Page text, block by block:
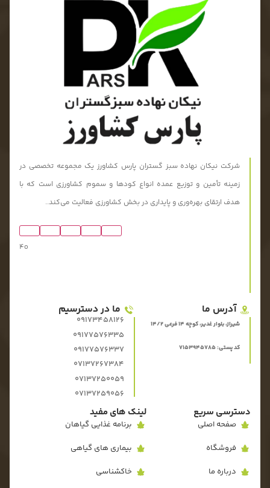
شرکت نیکان نهاده سبز گستران پارس کشاورز یک مجموعه تخصصی در
زمینه تأمین و توزیع عمده انواع کودها و سموم کشاورزی است که با
هدف ارتقای بهره‌وری و پایداری در بخش کشاورزی فعالیت می‌کند..
4o
آدرس ما
شیراز، بلوار غدیر، کوچه 14 فرعی 14/2
کد پستی: 7153945785
ما در دسترسیم
09173458126
09177576335
09177576337
07137267384
07137250059
07137259056
دسترسی سریع
صفحه اصلی
فروشگاه
درباره ما
لینک های مفید
برنامه غذایی گیاهان
بیماری های گیاهی
خاکشناسی